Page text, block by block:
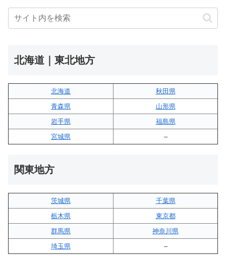
北海道｜東北地方
北海道
秋田県
青森県
山形県
岩手県
福島県
宮城県
–
関東地方
茨城県
千葉県
栃木県
東京都
群馬県
神奈川県
埼玉県
–